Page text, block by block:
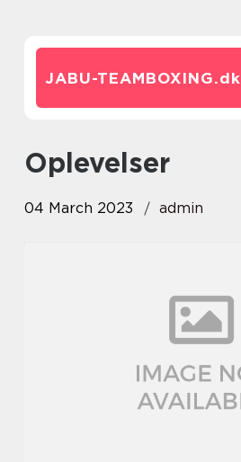
JABU-TEAMBOXING.dk
oplevelser
04 March 2023 admin